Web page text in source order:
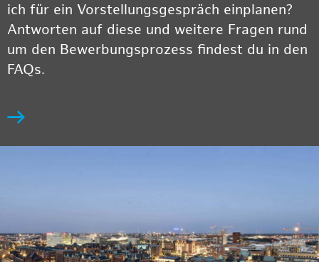
ich für ein Vorstellungsgespräch einplanen?
Antworten auf diese und weitere Fragen rund
um den Bewerbungsprozess findest du in den
FAQs.